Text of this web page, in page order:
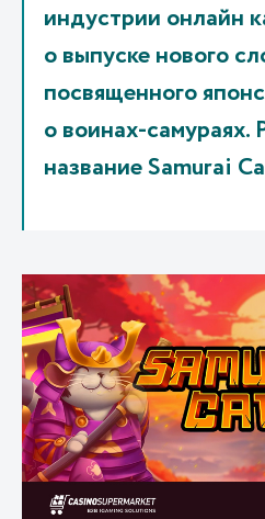
индустрии онлайн
о выпуске нового
посвященного
о воинах-самураях.
название Samurai